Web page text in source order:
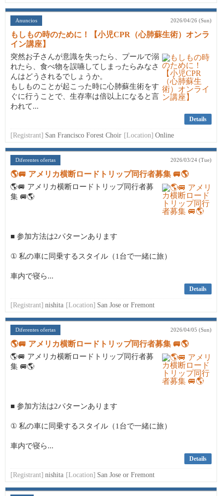
Anuncios 2026/04/26 (Sun)
もしもの時のために！【小児CPR（心肺蘇生術）オンラ
イン講座】
突然お子さんが意識を失ったら、プールで溺
れたら、食べ物を誤嚥してしまったらみなさ
んはどうされるでしょうか。
もしものことが起こった時に心肺蘇生術をす
ぐに行うことで、生存率は倍以上になると言
われて...
Details
[Registrant] San Francisco Forest Choir [Location] Online
Diferentes ofertas 2026/03/24 (Tue)
🌎🚐 アメリカ横断ロードトリップ同行者募集 🚐🌎
🌎🚐 アメリカ横断ロードトリップ同行者募
集 🚐🌎
■ 参加方法は2パターンあります
① 私の車に同乗するスタイル（1台で一緒に旅）
車内で寝ら...
Details
[Registrant] nishita [Location] San Jose or Fremont
Diferentes ofertas 2026/04/05 (Sun)
🌎🚐 アメリカ横断ロードトリップ同行者募集 🚐🌎
🌎🚐 アメリカ横断ロードトリップ同行者募
集 🚐🌎
■ 参加方法は2パターンあります
① 私の車に同乗するスタイル（1台で一緒に旅）
車内で寝ら...
Details
[Registrant] nishita [Location] San Jose or Fremont